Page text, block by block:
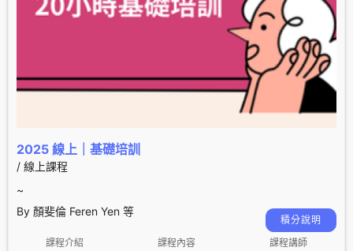
積分說明
2025 線上｜基礎培訓
/ 線上課程
~
By 顏斐倫 Feren Yen 等
課程介紹 課程內容 課程講師